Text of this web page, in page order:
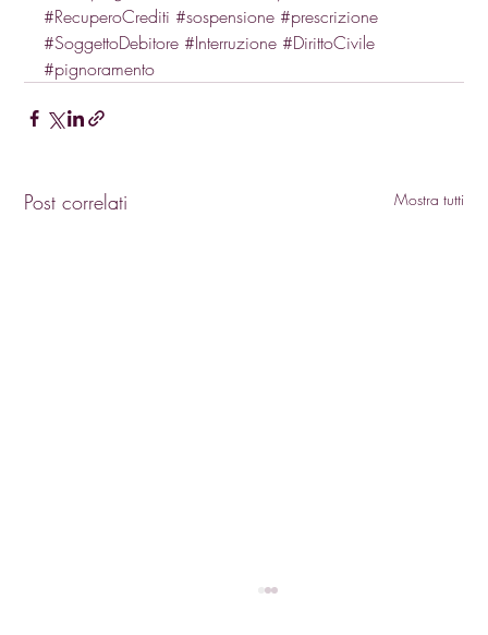
#RecuperoCrediti #sospensione #prescrizione
#SoggettoDebitore #Interruzione #DirittoCivile
#pignoramento
Post correlati Mostra tutti